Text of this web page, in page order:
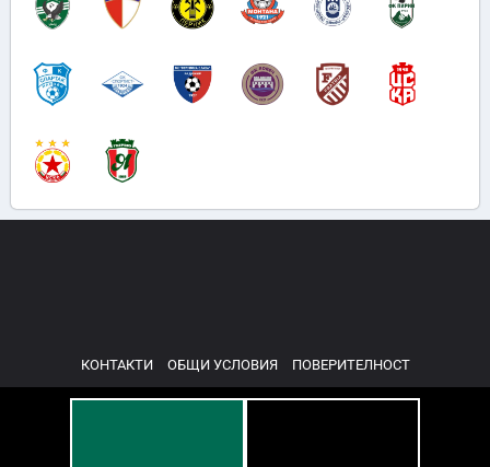
КОНТАКТИ ОБЩИ УСЛОВИЯ ПОВЕРИТЕЛНОСТ